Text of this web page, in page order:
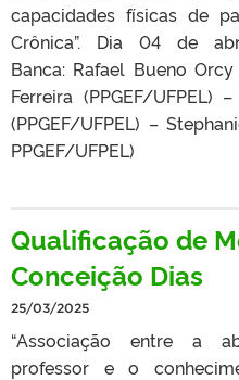
capacidades físicas de
Crônica”. Dia 04 de
Banca: Rafael Bueno
Ferreira (PPGEF/UFPEL)
(PPGEF/UFPEL) –
PPGEF/UFPEL)
Qualificação de
Conceição Dias
25/03/2025
“Associação entre a
professor e o